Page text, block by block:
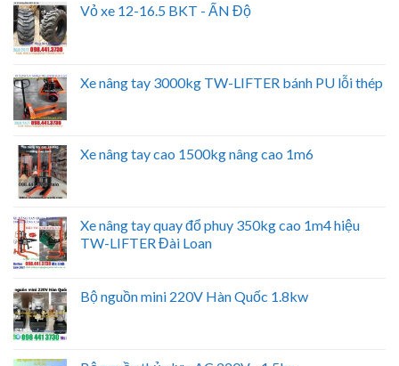
Vỏ xe 12-16.5 BKT - ẤN Độ
Xe nâng tay 3000kg TW-LIFTER bánh PU lỗi thép
Xe nâng tay cao 1500kg nâng cao 1m6
Xe nâng tay quay đổ phuy 350kg cao 1m4 hiệu
TW-LIFTER Đài Loan
Bộ nguồn mini 220V Hàn Quốc 1.8kw